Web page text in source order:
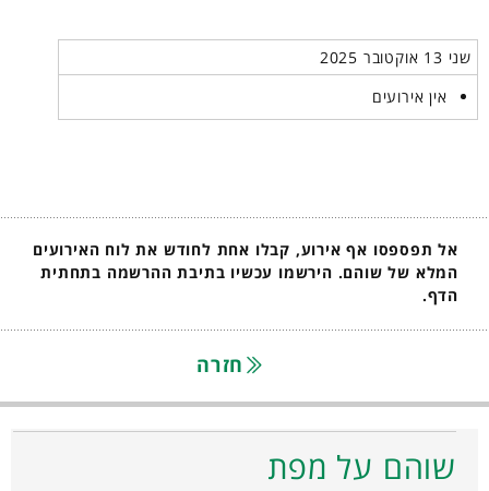
שני 13 אוקטובר 2025
אין אירועים
אל תפספסו אף אירוע, קבלו אחת לחודש את לוח האירועים
המלא של שוהם. הירשמו עכשיו בתיבת ההרשמה בתחתית
הדף.
חזרה
שוהם על מפת